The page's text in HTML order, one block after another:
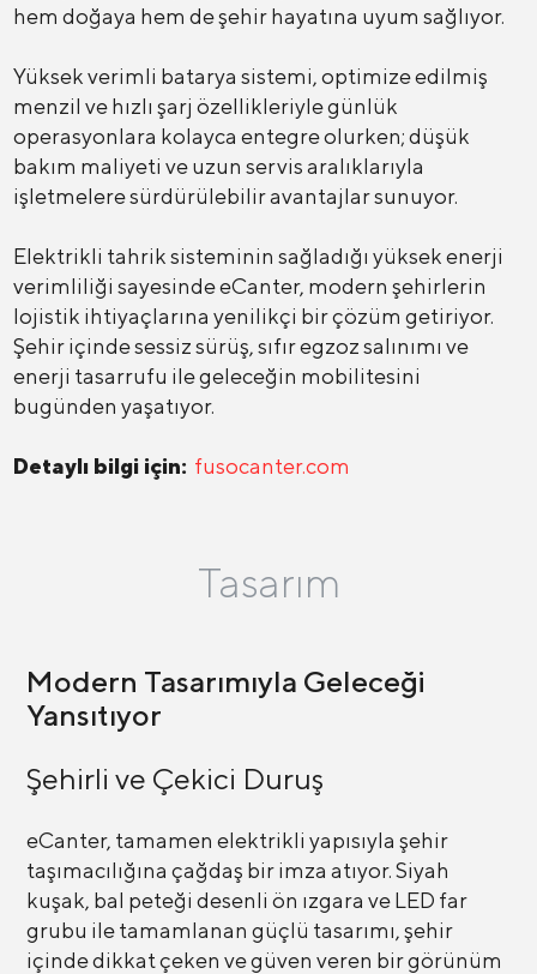
hem doğaya hem de şehir hayatına uyum sağlıyor.
Yüksek verimli batarya sistemi, optimize edilmiş
menzil ve hızlı şarj özellikleriyle günlük
operasyonlara kolayca entegre olurken; düşük
bakım maliyeti ve uzun servis aralıklarıyla
işletmelere sürdürülebilir avantajlar sunuyor.
Elektrikli tahrik sisteminin sağladığı yüksek enerji
verimliliği sayesinde eCanter, modern şehirlerin
lojistik ihtiyaçlarına yenilikçi bir çözüm getiriyor.
Şehir içinde sessiz sürüş, sıfır egzoz salınımı ve
enerji tasarrufu ile geleceğin mobilitesini
bugünden yaşatıyor.
Detaylı bilgi için: fusocanter.com
Tasarım
Modern Tasarımıyla Geleceği
Yansıtıyor
Şehirli ve Çekici Duruş
eCanter, tamamen elektrikli yapısıyla şehir
taşımacılığına çağdaş bir imza atıyor. Siyah
kuşak, bal peteği desenli ön ızgara ve LED far
grubu ile tamamlanan güçlü tasarımı, şehir
içinde dikkat çeken ve güven veren bir görünüm